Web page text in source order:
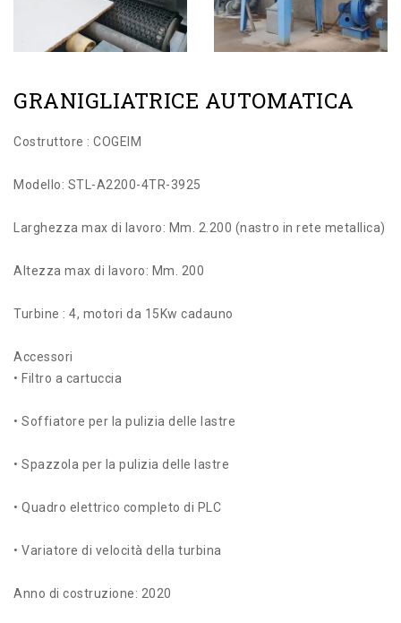
GRANIGLIATRICE AUTOMATICA
Costruttore : COGEIM
Modello: STL-A2200-4TR-3925
Larghezza max di lavoro: Mm. 2.200 (nastro in rete metallica)
Altezza max di lavoro: Mm. 200
Turbine : 4, motori da 15Kw cadauno
Accessori
• Filtro a cartuccia
• Soffiatore per la pulizia delle lastre
• Spazzola per la pulizia delle lastre
• Quadro elettrico completo di PLC
• Variatore di velocità della turbina
Anno di costruzione: 2020